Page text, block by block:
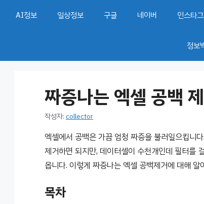
AI정보 일상정보 구글 네이버 인스타
정보
짜증나는 엑셀 공백
작성자:collector
엑셀에서 공백은 가끔 엄청 짜증을 불러일으킵니
제거하면 되지만, 데이터셀이 수천개인데 필터를
옵니다. 이렇게 짜증나는 엑셀 공백제거에 대해 알
목차